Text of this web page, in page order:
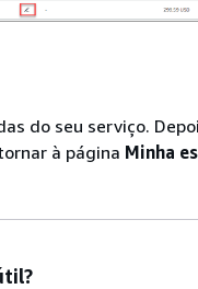
do seu serviço.
à página Minha